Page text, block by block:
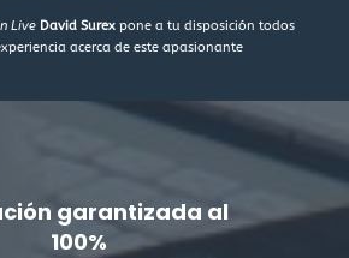
Live David Surex pone a tu disposición todos
acerca de este apasionante
garantizada al
100%